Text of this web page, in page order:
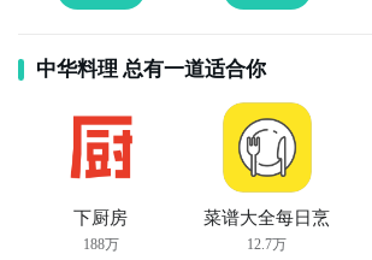
中华料理 总有一道适合你
下厨房
188万
菜谱大全每日烹
12.7万